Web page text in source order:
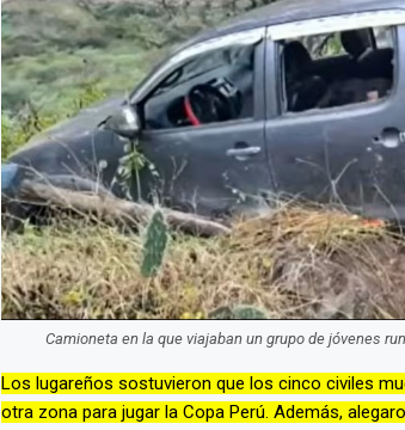
Camioneta en la que viajaban un grupo de jóvenes
Los lugareños sostuvieron que los cinco civiles
otra zona para jugar la Copa Perú. Además,